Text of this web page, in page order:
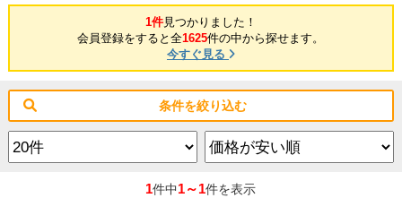
1件見つかりました！
会員登録をすると全1625件の中から探せます。
今すぐ見る
条件を絞り込む
1件中1～1件を表示